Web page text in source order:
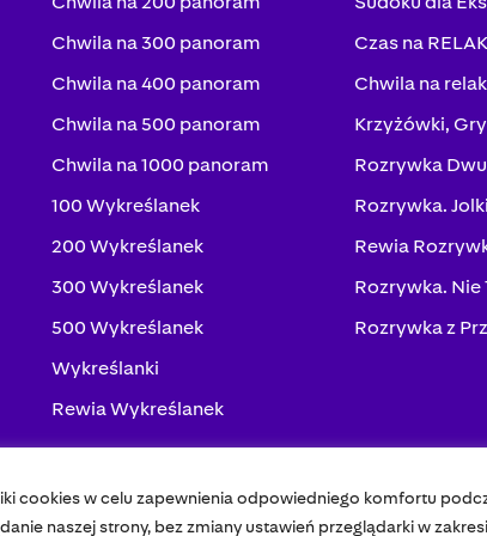
cookies w celu zapewnienia odpowiedniego komfortu
naszej strony, bez zmiany ustawień przeglądarki w
Chwila na 300 panoram
Chwila na 400 panoram
Chwila na 500 panoram
Chwila na 1000 panoram
100 Wykreślanek
200 Wykreślanek
300 Wykreślanek
500 Wykreślanek
Wykreślanki
Rewia Wykreślanek
Czas na
Chwila na
Krzyżówki,
Rozrywka
Rozrywka. Jolki
Rewia
Rozrywka. Nie
Rozrywka z